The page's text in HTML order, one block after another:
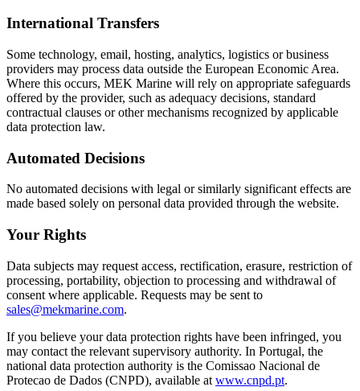
International Transfers
Some technology, email, hosting, analytics, logistics or business
providers may process data outside the European Economic Area.
Where this occurs, MEK Marine will rely on appropriate safeguards
offered by the provider, such as adequacy decisions, standard
contractual clauses or other mechanisms recognized by applicable
data protection law.
Automated Decisions
No automated decisions with legal or similarly significant effects are
made based solely on personal data provided through the website.
Your Rights
Data subjects may request access, rectification, erasure, restriction of
processing, portability, objection to processing and withdrawal of
consent where applicable. Requests may be sent to
sales@mekmarine.com.
If you believe your data protection rights have been infringed, you
may contact the relevant supervisory authority. In Portugal, the
national data protection authority is the Comissao Nacional de
Protecao de Dados (CNPD), available at www.cnpd.pt.